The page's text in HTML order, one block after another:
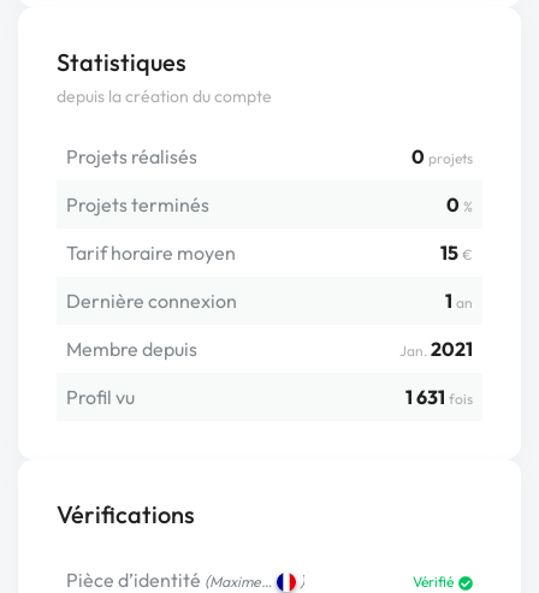
Statistiques
depuis la création du compte
Projets réalisés 0 projets
Projets terminés 0 %
Tarif horaire moyen 15 €
Dernière connexion 1 an
Membre depuis Jan. 2021
Profil vu
1 631 fois
Vérifications
Pièce d’identité (Maxime… ) Vérifié